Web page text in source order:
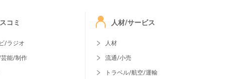
コミ
/ラジオ
能/制作
人材/サービス
人材
流通/小売
トラベル/航空/運輸